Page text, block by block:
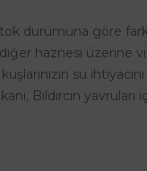
durumuna göre
haznesi üzerine
su ihtiyacını
Bıldırcın